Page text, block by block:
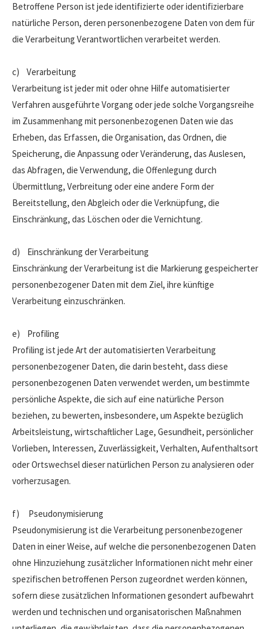
Betroffene Person ist jede identifizierte oder identifizierbare
natürliche Person, deren personenbezogene Daten von dem für
die Verarbeitung Verantwortlichen verarbeitet werden.
c) Verarbeitung
Verarbeitung ist jeder mit oder ohne Hilfe automatisierter
Verfahren ausgeführte Vorgang oder jede solche Vorgangsreihe
im Zusammenhang mit personenbezogenen Daten wie das
Erheben, das Erfassen, die Organisation, das Ordnen, die
Speicherung, die Anpassung oder Veränderung, das Auslesen,
das Abfragen, die Verwendung, die Offenlegung durch
Übermittlung, Verbreitung oder eine andere Form der
Bereitstellung, den Abgleich oder die Verknüpfung, die
Einschränkung, das Löschen oder die Vernichtung.
d) Einschränkung der Verarbeitung
Einschränkung der Verarbeitung ist die Markierung gespeicherter
personenbezogener Daten mit dem Ziel, ihre künftige
Verarbeitung einzuschränken.
e) Profiling
Profiling ist jede Art der automatisierten Verarbeitung
personenbezogener Daten, die darin besteht, dass diese
personenbezogenen Daten verwendet werden, um bestimmte
persönliche Aspekte, die sich auf eine natürliche Person
beziehen, zu bewerten, insbesondere, um Aspekte bezüglich
Arbeitsleistung, wirtschaftlicher Lage, Gesundheit, persönlicher
Vorlieben, Interessen, Zuverlässigkeit, Verhalten, Aufenthaltsort
oder Ortswechsel dieser natürlichen Person zu analysieren oder
vorherzusagen.
f) Pseudonymisierung
Pseudonymisierung ist die Verarbeitung personenbezogener
Daten in einer Weise, auf welche die personenbezogenen Daten
ohne Hinzuziehung zusätzlicher Informationen nicht mehr einer
spezifischen betroffenen Person zugeordnet werden können,
sofern diese zusätzlichen Informationen gesondert aufbewahrt
werden und technischen und organisatorischen Maßnahmen